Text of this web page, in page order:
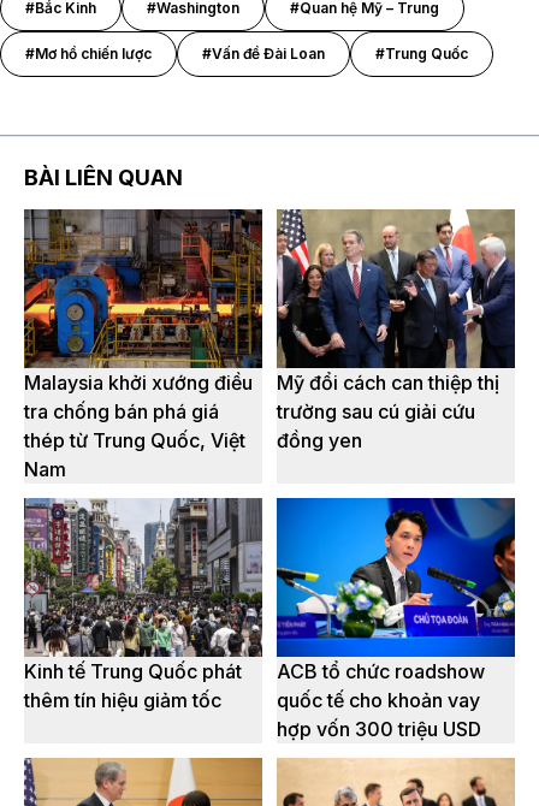
#Bắc Kinh #Washington #Quan hệ Mỹ – Trung
#Mơ hồ chiến lược #Vấn đề Đài Loan #Trung Quốc
BÀI LIÊN QUAN
Malaysia khởi xướng điều
tra chống bán phá giá
thép từ Trung Quốc, Việt
Nam
Mỹ đổi cách can thiệp thị
trường sau cú giải cứu
đồng yen
Kinh tế Trung Quốc phát
thêm tín hiệu giảm tốc
ACB tổ chức roadshow
quốc tế cho khoản vay
hợp vốn 300 triệu USD